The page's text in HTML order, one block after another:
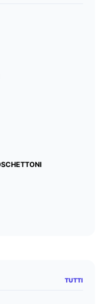
TUTTI